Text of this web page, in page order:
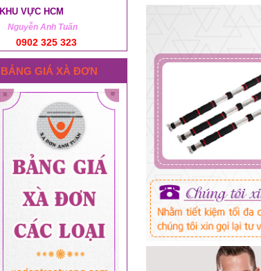
KHU VỰC HCM
Nguyễn Anh Tuấn
0902 325 323
BẢNG GIÁ XÀ ĐƠN